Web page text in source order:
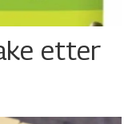
etter